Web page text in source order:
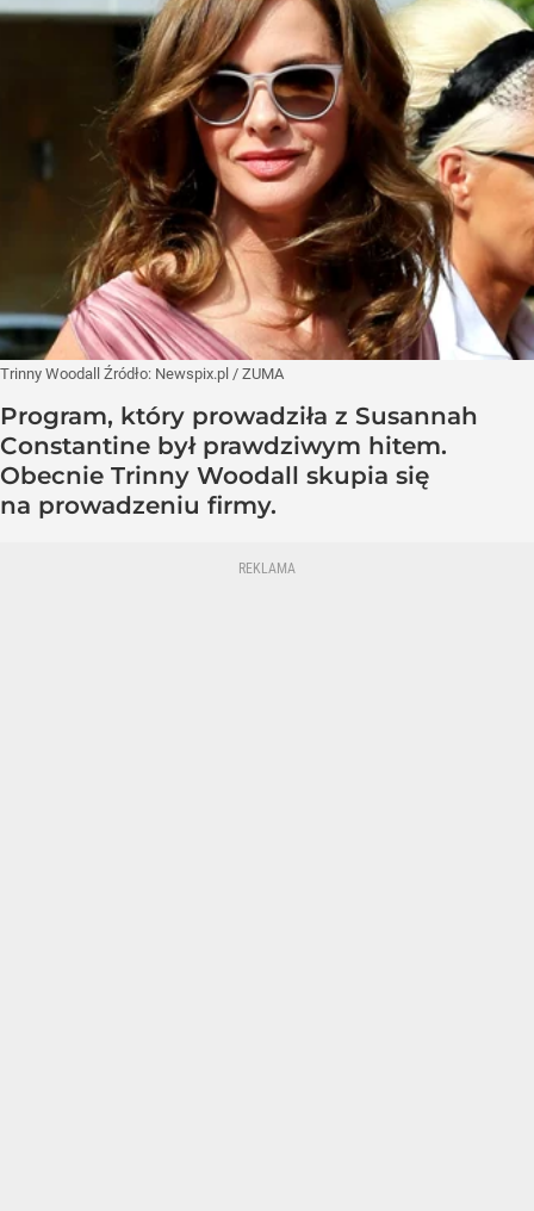
Trinny Woodall Źródło: Newspix.pl / ZUMA
Program, który prowadziła z Susannah
Constantine był prawdziwym hitem.
Obecnie Trinny Woodall skupia się
na prowadzeniu firmy.